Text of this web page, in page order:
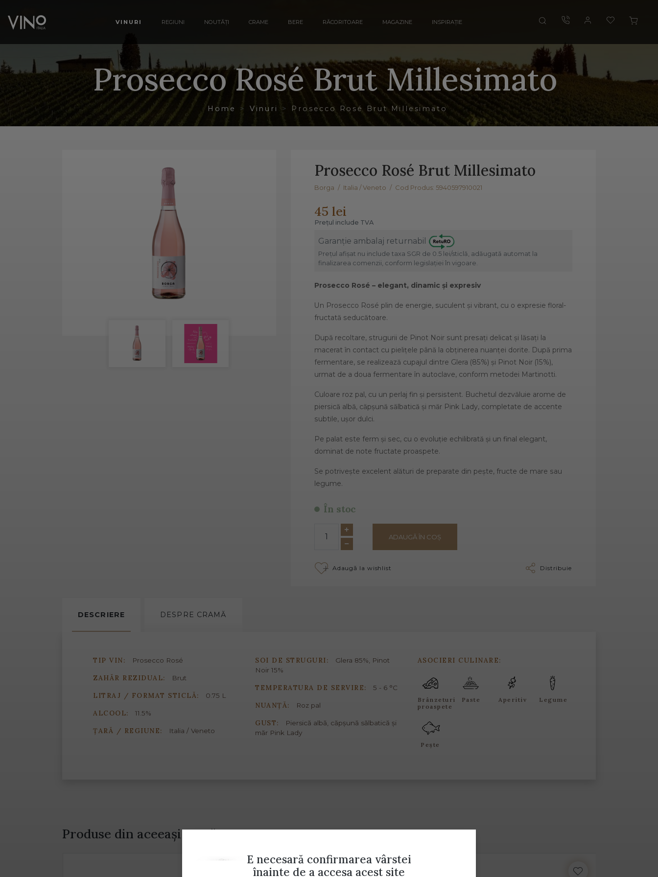
VINURI REGIUNI NOUTĂȚI CRAME BERE RĂCORITOARE MAGAZINE INSPIRAȚIE
Prosecco Rosé Brut Millesimato
Home Vinuri Prosecco Rosé Brut Millesimato
Prosecco Rosé Brut Millesimato
Borga / Italia / Veneto / Cod Produs: 5940597910021
45 lei
Prețul include TVA
Garanție ambalaj returnabil
Prețul afișat nu include taxa SGR de 0.5 lei/sticlă, adăugată automat la
finalizarea comenzii, conform legislației în vigoare.
Prosecco Rosé – elegant, dinamic și expresiv
Un Prosecco Rosé plin de energie, suculent și vibrant, cu o expresie floral-
fructată seducătoare.
După recoltare, strugurii de Pinot Noir sunt presați delicat și lăsați la
macerat în contact cu pielițele până la obținerea nuanței dorite. După prima
fermentare, se realizează cupajul dintre Glera (85%) și Pinot Noir (15%),
urmat de a doua fermentare în autoclave, conform metodei Martinotti.
Culoare roz pal, cu un perlaj fin și persistent. Buchetul dezvăluie arome de
piersică albă, căpșună sălbatică și măr Pink Lady, completate de accente
subtile, ușor dulci.
Pe palat este ferm și sec, cu o evoluție echilibrată și un final elegant,
dominat de note fructate proaspete.
Se potrivește excelent alături de preparate din pește, fructe de mare sau
legume.
În stoc
ADAUGĂ ÎN COȘ
Adaugă la wishlist Distribuie
DESCRIERE DESPRE CRAMĂ
TIP VIN: Prosecco Rosé
ZAHĂR REZIDUAL: Brut
LITRAJ / FORMAT STICLĂ: 0.75 L
ALCOOL: 11.5%
ȚARĂ / REGIUNE: Italia / Veneto
SOI DE STRUGURI:
Glera 85%, Pinot
Noir 15%
TEMPERATURA DE SERVIRE: 5 - 6 °C
NUANȚĂ: Roz pal
GUST:
Piersică albă, căpșună sălbatică și
măr Pink Lady
ASOCIERI CULINARE:
Brânzeturi
proaspete
Paste Aperitiv Legume
Pește
Produse din aceeași gamă
E necesară confirmarea vârstei
înainte de a accesa acest site